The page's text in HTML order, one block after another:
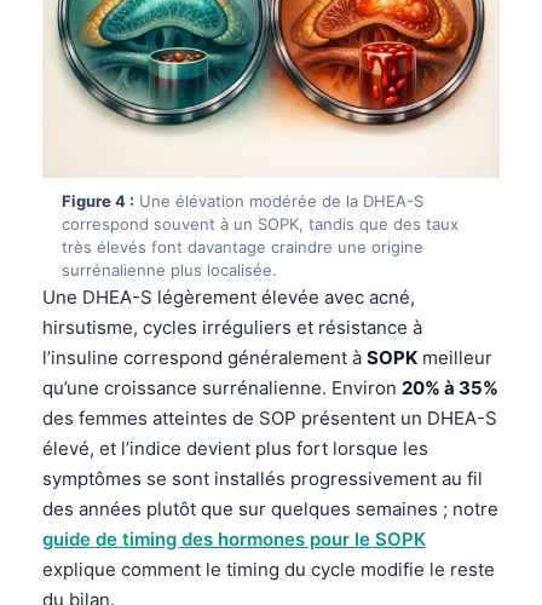
Figure 4 : Une élévation modérée de la DHEA-S
correspond souvent à un SOPK, tandis que des taux
très élevés font davantage craindre une origine
surrénalienne plus localisée.
Une DHEA-S légèrement élevée avec acné,
hirsutisme, cycles irréguliers et résistance à
l’insuline correspond généralement à SOPK meilleur
qu’une croissance surrénalienne. Environ 20% à 35%
des femmes atteintes de SOP présentent un DHEA-S
élevé, et l’indice devient plus fort lorsque les
symptômes se sont installés progressivement au fil
des années plutôt que sur quelques semaines ; notre
guide de timing des hormones pour le SOPK
explique comment le timing du cycle modifie le reste
du bilan.